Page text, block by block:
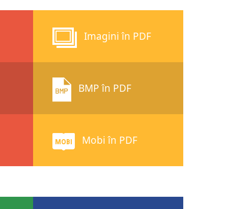
Imagini în PDF
BMP în PDF
Mobi în PDF